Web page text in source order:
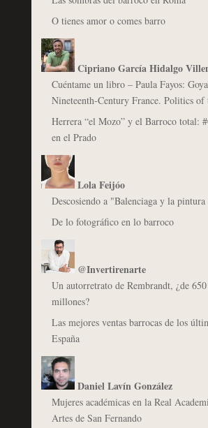
O tienes amor o comes barro
Cipriano García Hidalgo
Cuéntame un libro – Paula Fayos:
Nineteenth-Century France. Politics of
Herrera “el Mozo” y el Barroco total:
en el Prado
Lola Feijóo
Descosiendo a "Balenciaga y la pintura
De lo fotográfico en lo barroco
@Invertirenarte
Un autorretrato de Rembrandt, ¿de
millones?
Las mejores ventas barrocas de los
España
Daniel Lavín González
Mujeres académicas en la Real
Artes de San Fernando